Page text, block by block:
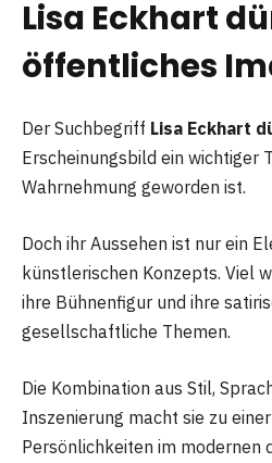
Lisa Eckhart
öffentliches
Der Suchbegriff Lisa Eckhart
Erscheinungsbild ein wichtiger
Wahrnehmung geworden ist.
Doch ihr Aussehen ist nur ein
künstlerischen Konzepts. Viel
ihre Bühnenfigur und ihre
gesellschaftliche Themen.
Die Kombination aus Stil,
Inszenierung macht sie zu
Persönlichkeiten im modernen